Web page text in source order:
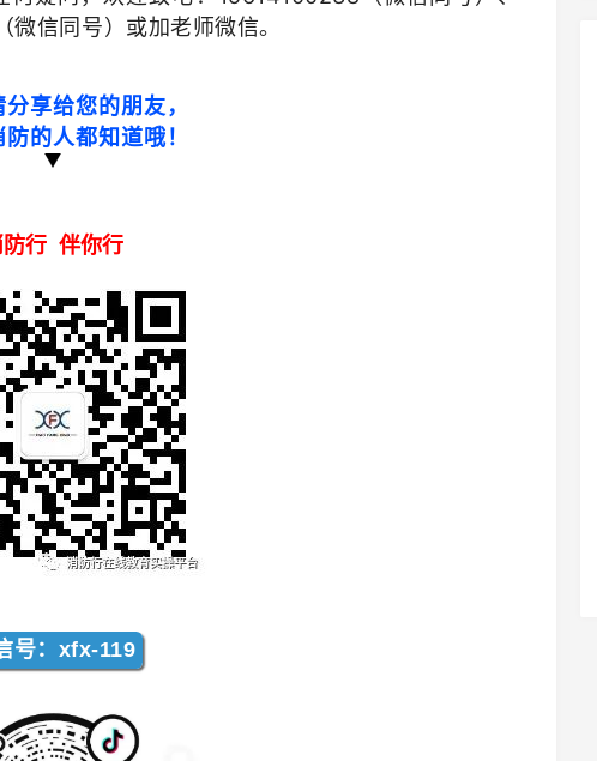
微信同号）或加老师微信。
享给您的朋友，
防的人都知道哦！
行 伴你行
号：xfx-119